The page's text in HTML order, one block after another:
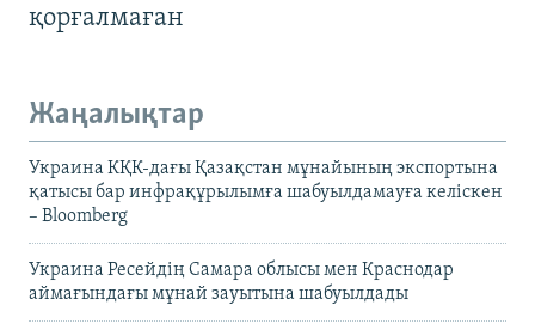
қорғалмаған
Жаңалықтар
Украина КҚК-дағы Қазақстан мұнайының экспортына
қатысы бар инфрақұрылымға шабуылдамауға келіскен
– Bloomberg
Украина Ресейдің Самара облысы мен Краснодар
аймағындағы мұнай зауытына шабуылдады